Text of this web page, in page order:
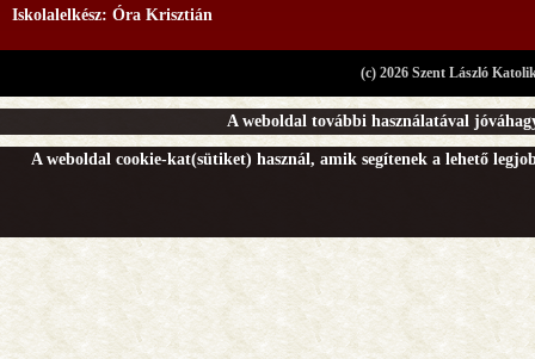
Iskolalelkész: Óra Krisztián
(c) 2026 Szent László
A weboldal további használatával
A weboldal cookie-kat(sütiket) használ, amik segítenek a lehető